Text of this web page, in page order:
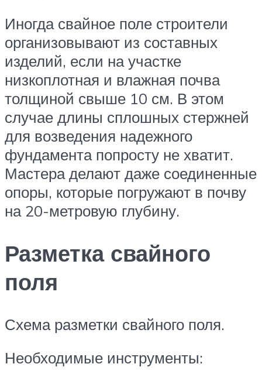
Иногда свайное поле строители
организовывают из составных
изделий, если на участке
низкоплотная и влажная почва
толщиной свыше 10 см. В этом
случае длины сплошных стержней
для возведения надежного
фундамента попросту не хватит.
Мастера делают даже соединенные
опоры, которые погружают в почву
на 20-метровую глубину.
Разметка свайного
поля
Схема разметки свайного поля.
Необходимые инструменты: